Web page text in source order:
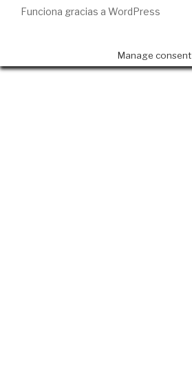
Funciona gracias a WordPress
Manage consent